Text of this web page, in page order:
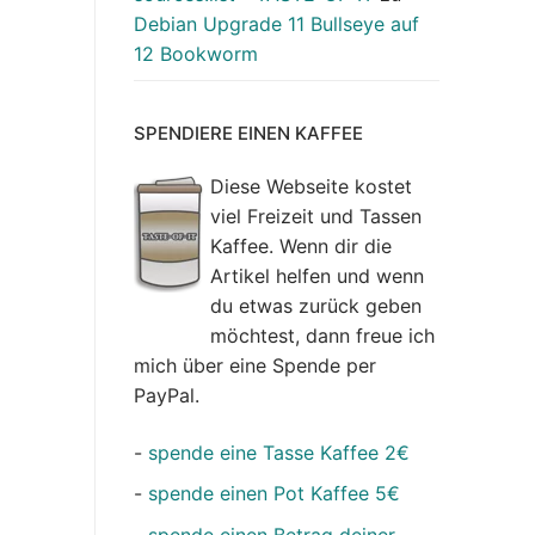
Debian Upgrade 11 Bullseye auf
12 Bookworm
SPENDIERE EINEN KAFFEE
Diese Webseite kostet
viel Freizeit und Tassen
Kaffee. Wenn dir die
Artikel helfen und wenn
du etwas zurück geben
möchtest, dann freue ich
mich über eine Spende per
PayPal.
- spende eine Tasse Kaffee 2€
- spende einen Pot Kaffee 5€